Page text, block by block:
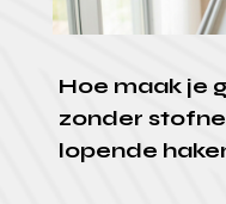
Hoe maak je
zonder
lopende